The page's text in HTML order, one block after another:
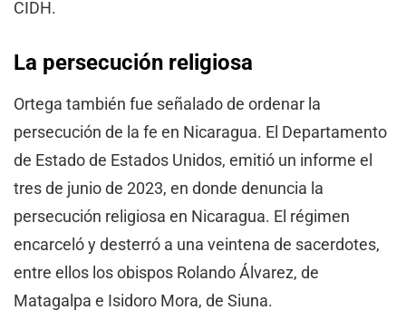
CIDH.
La persecución religiosa
Ortega también fue señalado de ordenar la
persecución de la fe en Nicaragua. El Departamento
de Estado de Estados Unidos, emitió un informe el
tres de junio de 2023, en donde denuncia la
persecución religiosa en Nicaragua. El régimen
encarceló y desterró a una veintena de sacerdotes,
entre ellos los obispos Rolando Álvarez, de
Matagalpa e Isidoro Mora, de Siuna.